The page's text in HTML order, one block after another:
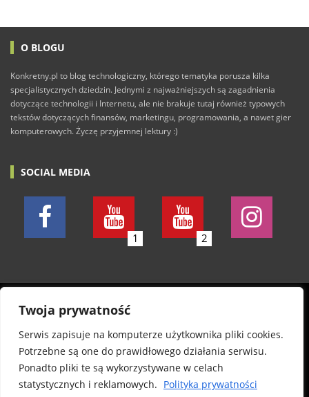
Twoja prywatność
Serwis zapisuje na komputerze użytkownika pliki cookies.
Potrzebne są one do prawidłowego działania serwisu.
Ponadto pliki te są wykorzystywane w celach
statystycznych i reklamowych. Polityka prywatności
O BLOGU
Konkretny.pl to blog technologiczny, którego tematyka porusza kilka
specjalistycznych dziedzin. Jednymi z najważniejszych są zagadnienia
dotyczące technologii i Internetu, ale nie brakuje tutaj również typowych
tekstów dotyczących finansów, marketingu, programowania, a nawet gier
komputerowych. Życzę przyjemnej lektury :)
SOCIAL MEDIA
1 2
© 2011-2026 Konkretny.pl. Wszelkie prawa zastrzeżone.
Wszystkie posty piszę w dobrej wierze. Nie odpowiadam
jednak za wszelkie szkody, treść komentarzy oraz
autentyczność informacji na stronie. Informuję, że
publikowane pliki zostały sprawdzone programem
antywirusowym w aktualnej wersji. Nie biorę jednak